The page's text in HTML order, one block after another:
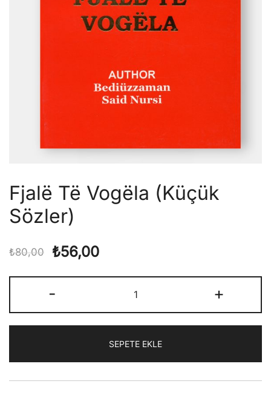
Fjalë Të Vogëla (Küçük
Sözler)
₺80,00
Orijinal
fiyat:
₺80,00.
₺56,00Şu
andaki
₺56,00.
-
Të
Vogëla
Sözler)
adet
+
SEPETE EKLE